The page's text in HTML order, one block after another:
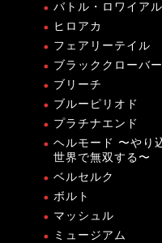
バトル・ロワイアル
ヒロアカ
フェアリーテイル
ブラッククローバー
ブリーチ
ブルーピリオド
プラチナエンド
ヘルモード 〜やり
世界で無双する〜
ベルセルク
ボルト
マッシュル
ミュージアム